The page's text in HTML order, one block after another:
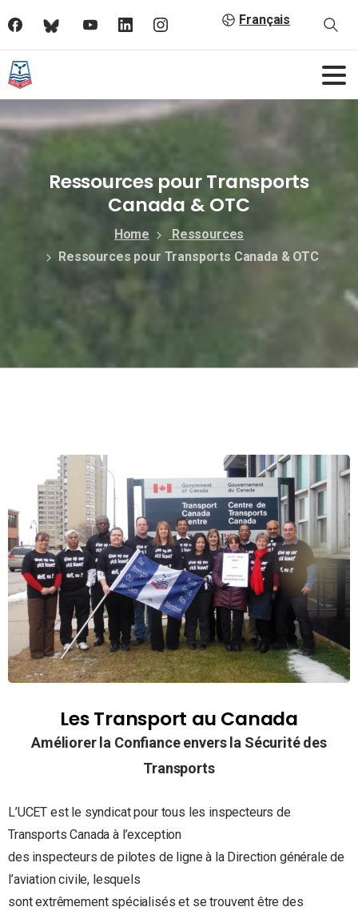
Français
Ressources pour Transports
Canada & OTC
Home
Ressources
Ressources pour Transports Canada & OTC
Les Transport au Canada
Améliorer la Confiance envers la Sécurité des
Transports
L’UCET est le syndicat pour tous les inspecteurs de
Transports Canada à l’exception
des inspecteurs de pilotes de ligne à la Direction générale de
l’aviation civile, lesquels
sont extrêmement spécialisés et se trouvent être des